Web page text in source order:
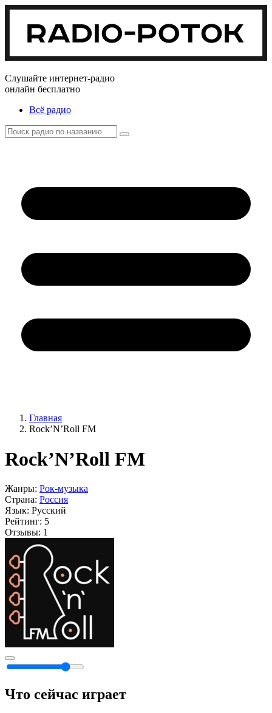
Слушайте интернет-радио
онлайн бесплатно
Всё радио
Главная
Rock’N’Roll FM
Rock’N’Roll FM
Жанры: Рок-музыка
Страна: Россия
Язык: Русский
Рейтинг: 5
Отзывы: 1
Что сейчас играет